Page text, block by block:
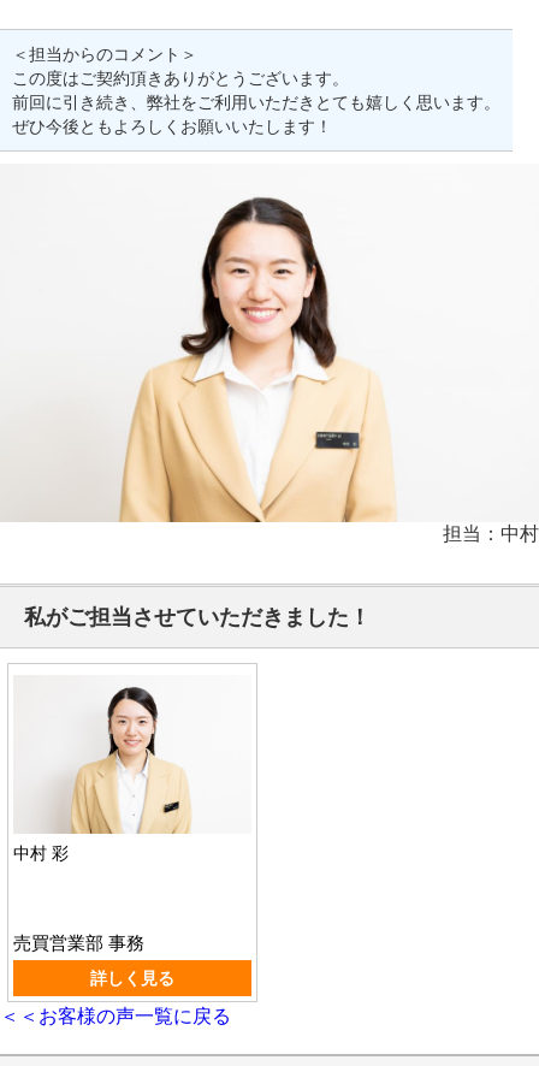
＜担当からのコメント＞
この度はご契約頂きありがとうございます。
前回に引き続き、弊社をご利用いただきとても嬉しく思います。
ぜひ今後ともよろしくお願いいたします！
担当：中村
私がご担当させていただきました！
中村 彩
売買営業部 事務
詳しく見る
＜＜お客様の声一覧に戻る